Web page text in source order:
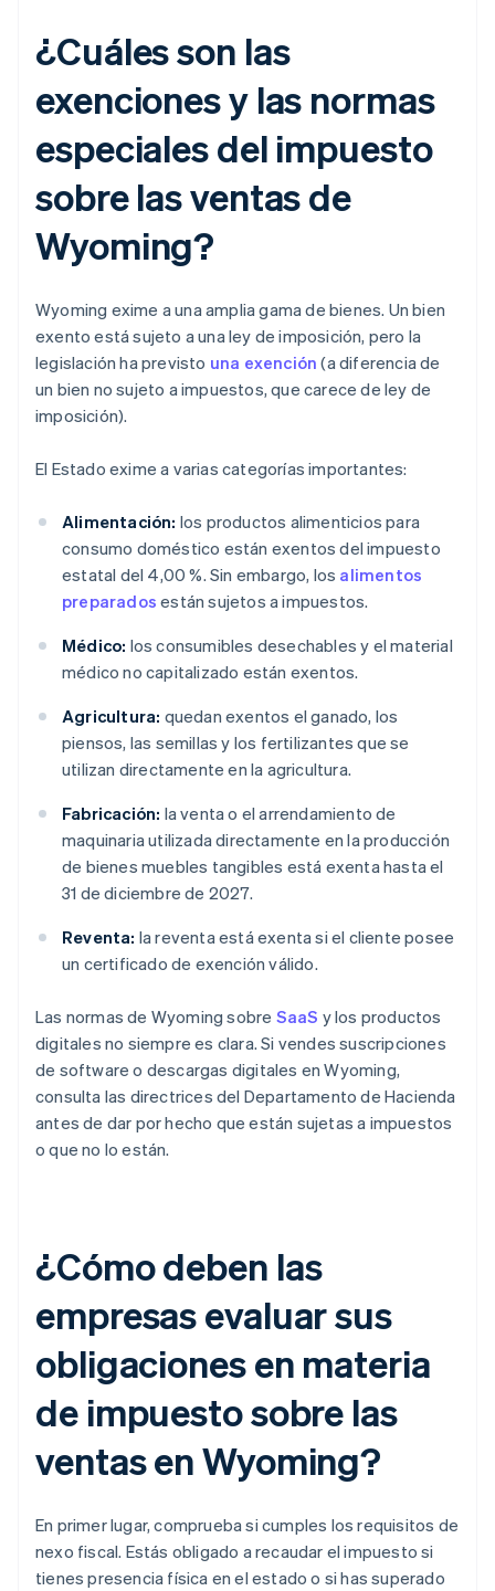
¿Cuáles son las
exenciones y las normas
especiales del impuesto
sobre las ventas de
Wyoming?
Wyoming exime a una amplia gama de bienes. Un bien
exento está sujeto a una ley de imposición, pero la
legislación ha previsto una exención (a diferencia de
un bien no sujeto a impuestos, que carece de ley de
imposición).
El Estado exime a varias categorías importantes:
Alimentación: los productos alimenticios para
consumo doméstico están exentos del impuesto
estatal del 4,00 %. Sin embargo, los alimentos
preparados están sujetos a impuestos.
Médico: los consumibles desechables y el material
médico no capitalizado están exentos.
Agricultura: quedan exentos el ganado, los
piensos, las semillas y los fertilizantes que se
utilizan directamente en la agricultura.
Fabricación: la venta o el arrendamiento de
maquinaria utilizada directamente en la producción
de bienes muebles tangibles está exenta hasta el
31 de diciembre de 2027.
Reventa: la reventa está exenta si el cliente posee
un certificado de exención válido.
Las normas de Wyoming sobre SaaS y los productos
digitales no siempre es clara. Si vendes suscripciones
de software o descargas digitales en Wyoming,
consulta las directrices del Departamento de Hacienda
antes de dar por hecho que están sujetas a impuestos
o que no lo están.
¿Cómo deben las
empresas evaluar sus
obligaciones en materia
de impuesto sobre las
ventas en Wyoming?
En primer lugar, comprueba si cumples los requisitos de
nexo fiscal. Estás obligado a recaudar el impuesto si
tienes presencia física en el estado o si has superado